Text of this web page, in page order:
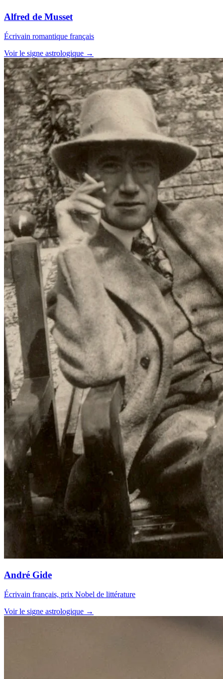
Alfred de Musset
Écrivain romantique français
Voir le signe astrologique →
André Gide
Écrivain français, prix Nobel de littérature
Voir le signe astrologique →